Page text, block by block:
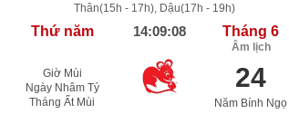
Thân(15h - 17h), Dậu(17h - 19h)
Thứ năm 14:09:08 Tháng 6
Âm lịch
Giờ Mùi
Ngày Nhâm Tý
Tháng Ất Mùi
24
Năm Bính Ngọ